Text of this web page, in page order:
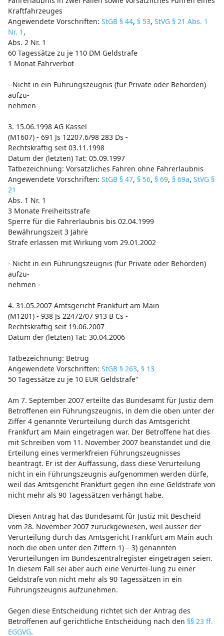
Kraftfahrzeuges
Angewendete Vorschriften: StGB § 44, § 53, StVG § 21 Abs. 1
Nr. 1 ,
Abs. 2 Nr. 1
60 Tagessätze zu je 110 DM Geldstrafe
1 Monat Fahrverbot
- Nicht in ein Führungszeugnis (für Private oder Behörden)
aufzu-
nehmen -
3. 15.06.1998 AG Kassel
(M1607) - 691 Js 12207.6/98 283 Ds -
Rechtskräftig seit 03.11.1998
Datum der (letzten) Tat: 05.09.1997
Tatbezeichnung: Vorsätzliches Fahren ohne Fahrerlaubnis
Angewendete Vorschriften: StGB § 47, § 56, § 69, § 69a, StVG §
21
Abs. 1 Nr. 1
3 Monate Freiheitsstrafe
Sperre für die Fahrerlaubnis bis 02.04.1999
Bewährungszeit 3 Jahre
Strafe erlassen mit Wirkung vom 29.01.2002
- Nicht in ein Führungszeugnis (für Private oder Behörden)
aufzu-
nehmen -
4. 31.05.2007 Amtsgericht Frankfurt am Main
(M1201) - 938 Js 22472/07 913 B Cs -
Rechtskräftig seit 19.06.2007
Datum der (letzten) Tat: 30.04.2006
Tatbezeichnung: Betrug
Angewendete Vorschriften: StGB § 263, § 13
50 Tagessätze zu je 10 EUR Geldstrafe“
Am 7. September 2007 erteilte das Bundesamt für Justiz dem
Betroffenen ein Führungszeugnis, in dem die oben unter der
Ziffer 4 genannte Verurteilung durch das Amtsgericht
Frankfurt am Main eingetragen war. Der Betroffene hat dies
mit Schreiben vom 11. November 2007 beanstandet und die
Erteilung eines vermerkfreien Führungszeugnisses
beantragt. Er ist der Auffassung, dass diese Verurteilung
nicht in ein Führungszeugnis aufgenommen werden dürfe,
weil das Amtsgericht Frankfurt gegen ihn eine Geldstrafe von
nicht mehr als 90 Tagessätzen verhängt habe.
Diesen Antrag hat das Bundesamt für Justiz mit Bescheid
vom 28. November 2007 zurückgewiesen, weil ausser der
Verurteilung durch das Amtsgericht Frankfurt am Main auch
noch die oben unter den Ziffern 1) – 3) genannten
Verurteilungen im Bundeszentralregister eingetragen seien.
In diesem Fall sei aber auch eine Verurtei-lung zu einer
Geldstrafe von nicht mehr als 90 Tagessätzen in ein
Führungszeugnis aufzunehmen.
Gegen diese Entscheidung richtet sich der Antrag des
Betroffenen auf gerichtliche Entscheidung nach den §§ 23 ff.
EGGVG.